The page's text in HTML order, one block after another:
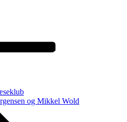
og Mikkel Wold